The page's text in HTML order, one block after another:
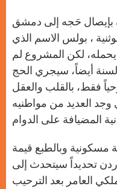
حَجه إلى دمشق
، بولس الاسم الذي
يحمله، لكن المشروع لم
أيضاً، سيجري الحج
فقط، بالقلب والعقل
وجد العديد من مواطنيه
مسكونية وبالطبع قيمة
تحديداً سيتحدث إلى
العامر بعد الترحيب